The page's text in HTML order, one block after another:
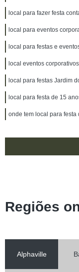
local para fazer festa
local para eventos
local para festas e
local eventos
local para festas Jardim
local para festa de 15
onde tem local para festa
Regiões
Alphaville